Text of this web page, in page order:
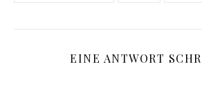
EINE ANTWORT